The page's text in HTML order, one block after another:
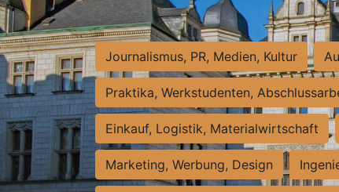
Journalismus, PR, Medien, Kultur
Praktika, Werkstudenten,
Einkauf, Logistik, Materialwirtschaft
Marketing, Werbung, Design